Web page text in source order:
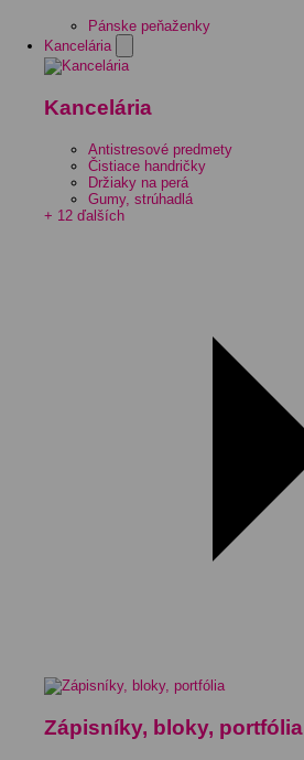
Pánske peňaženky
Kancelária
Kancelária
Antistresové predmety
Čistiace handričky
Držiaky na perá
Gumy, strúhadlá
+ 12 ďalších
Zápisníky, bloky, portfólia